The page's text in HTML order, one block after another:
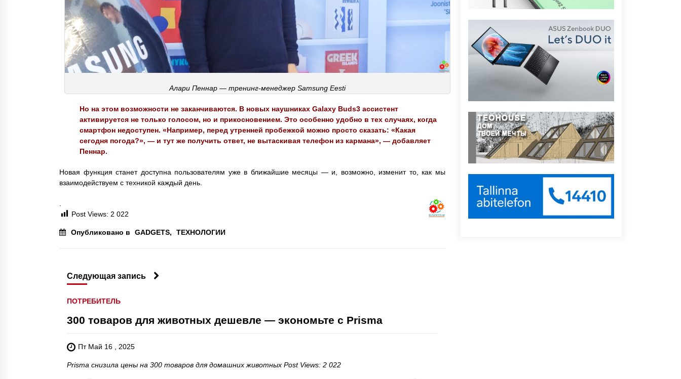
Алари Пеннар — тренинг-менеджер Samsung Eesti
Но на этом возможности не заканчиваются. В новых наушниках Galaxy Buds3 ассистент
активируется не только голосом, но и прикосновением. Это особенно удобно в тех случаях, когда
смартфон недоступен. «Например, перед утренней пробежкой можно просто сказать: «Какая
сегодня погода?», — и тут же получить ответ, не вытаскивая телефон из кармана», — добавляет
Пеннар.
Новая функция станет доступна пользователям уже в ближайшие месяцы — и, возможно, изменит то, как мы
взаимодействуем с техникой каждый день.
Post Views: 2 022
Опубликовано в GADGETS, ТЕХНОЛОГИИ
Следующая запись
ПОТРЕБИТЕЛЬ
300 товаров для животных дешевле — экономьте с Prisma
Пт Май 16 , 2025
Prisma снизила цены на 300 товаров для домашних животных Post Views: 2 022